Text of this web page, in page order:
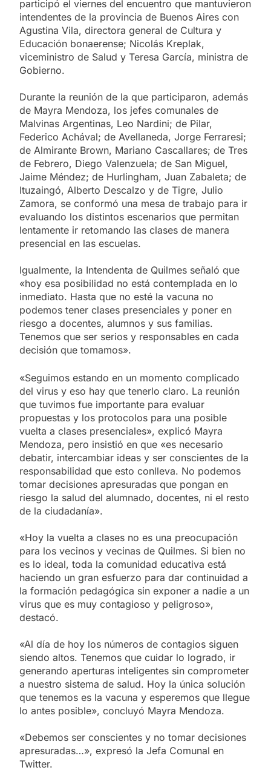
participó el viernes del encuentro que mantuvieron
intendentes de la provincia de Buenos Aires con
Agustina Vila, directora general de Cultura y
Educación bonaerense; Nicolás Kreplak,
viceministro de Salud y Teresa García, ministra de
Gobierno.
Durante la reunión de la que participaron, además
de Mayra Mendoza, los jefes comunales de
Malvinas Argentinas, Leo Nardini; de Pilar,
Federico Achával; de Avellaneda, Jorge Ferraresi;
de Almirante Brown, Mariano Cascallares; de Tres
de Febrero, Diego Valenzuela; de San Miguel,
Jaime Méndez; de Hurlingham, Juan Zabaleta; de
Ituzaingó, Alberto Descalzo y de Tigre, Julio
Zamora, se conformó una mesa de trabajo para ir
evaluando los distintos escenarios que permitan
lentamente ir retomando las clases de manera
presencial en las escuelas.
Igualmente, la Intendenta de Quilmes señaló que
«hoy esa posibilidad no está contemplada en lo
inmediato. Hasta que no esté la vacuna no
podemos tener clases presenciales y poner en
riesgo a docentes, alumnos y sus familias.
Tenemos que ser serios y responsables en cada
decisión que tomamos».
«Seguimos estando en un momento complicado
del virus y eso hay que tenerlo claro. La reunión
que tuvimos fue importante para evaluar
propuestas y los protocolos para una posible
vuelta a clases presenciales», explicó Mayra
Mendoza, pero insistió en que «es necesario
debatir, intercambiar ideas y ser conscientes de la
responsabilidad que esto conlleva. No podemos
tomar decisiones apresuradas que pongan en
riesgo la salud del alumnado, docentes, ni el resto
de la ciudadanía».
«Hoy la vuelta a clases no es una preocupación
para los vecinos y vecinas de Quilmes. Si bien no
es lo ideal, toda la comunidad educativa está
haciendo un gran esfuerzo para dar continuidad a
la formación pedagógica sin exponer a nadie a un
virus que es muy contagioso y peligroso»,
destacó.
«Al día de hoy los números de contagios siguen
siendo altos. Tenemos que cuidar lo logrado, ir
generando aperturas inteligentes sin comprometer
a nuestro sistema de salud. Hoy la única solución
que tenemos es la vacuna y esperemos que llegue
lo antes posible», concluyó Mayra Mendoza.
«Debemos ser conscientes y no tomar decisiones
apresuradas…», expresó la Jefa Comunal en
Twitter.